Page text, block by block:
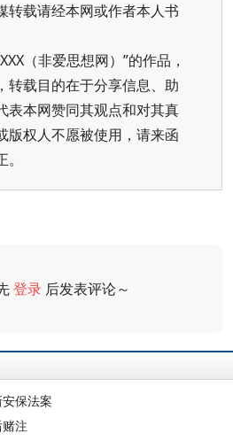
转载请经本网或作者本人书
（非爱思想网）”的作品，
转载目的在于分享信息、助
表本网赞同其观点和对其真
版权人不愿被使用，请来函
登录 后发表评论～
保法案
注